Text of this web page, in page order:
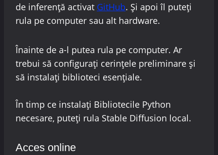
de inferență activat GitHub. Și apoi îl puteți
rula pe computer sau alt hardware.
Înainte de a-l putea rula pe computer. Ar
trebui să configurați cerințele preliminare și
să instalați biblioteci esențiale.
În timp ce instalați Bibliotecile Python
necesare, puteți rula Stable Diffusion local.
Acces online